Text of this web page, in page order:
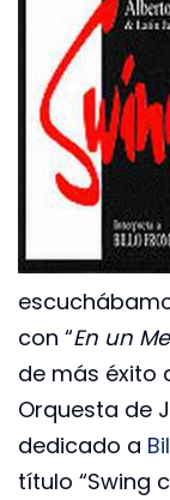
con “En un
de más éxito
Orquesta de
dedicado a
título “Swing